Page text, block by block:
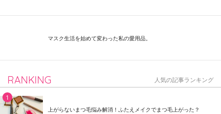
マスク生活を始めて変わった私の愛用品。
RANKING 人気の記事ランキング
上がらないまつ毛悩み解消！ふたえメイクでまつ毛上がった？